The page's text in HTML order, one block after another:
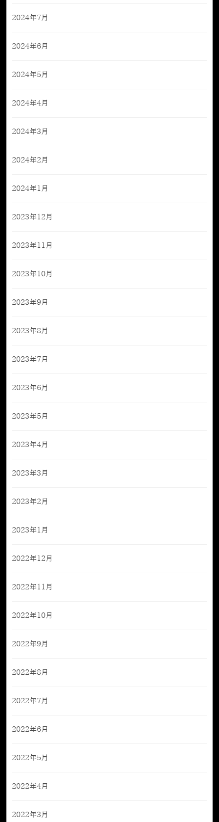
2024年7月
2024年6月
2024年5月
2024年4月
2024年3月
2024年2月
2024年1月
2023年12月
2023年11月
2023年10月
2023年9月
2023年8月
2023年7月
2023年6月
2023年5月
2023年4月
2023年3月
2023年2月
2023年1月
2022年12月
2022年11月
2022年10月
2022年9月
2022年8月
2022年7月
2022年6月
2022年5月
2022年4月
2022年3月